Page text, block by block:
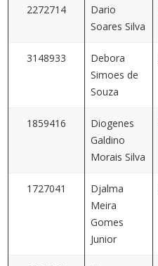
2272714
Dario
Soares Silva
3148933
Debora
Simoes de
Souza
1859416
Diogenes
Galdino
Morais Silva
1727041
Djalma
Meira
Gomes
Junior